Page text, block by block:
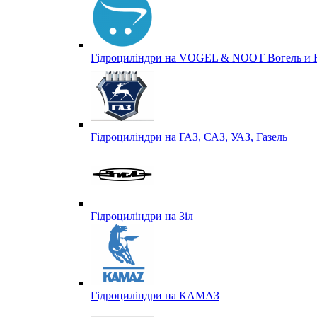
Гідроциліндри на VOGEL & NOOT Вогель и
Гідроциліндри на ГАЗ, САЗ, УАЗ, Газель
Гідроциліндри на Зіл
Гідроциліндри на КАМАЗ